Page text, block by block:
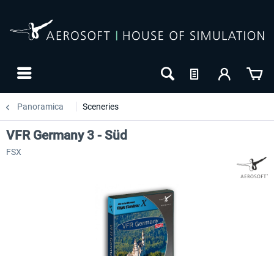
Panoramica Sceneries
VFR Germany 3 - Süd
FSX